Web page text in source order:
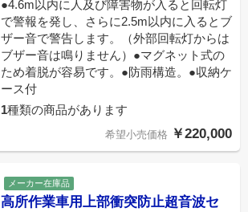
●4.6m以内に人及び障害物が入ると回転灯
で警報を発し、さらに2.5m以内に入るとブ
ザー音で警告します。（外部回転灯からは
ブザー音は鳴りません）●マグネット式の
ため着脱が容易です。●防雨構造。●収納ケ
ース付
1種類の商品があります
希望小売価格 ￥220,000
メーカー在庫品
高所作業車用上部衝突防止超音波セ